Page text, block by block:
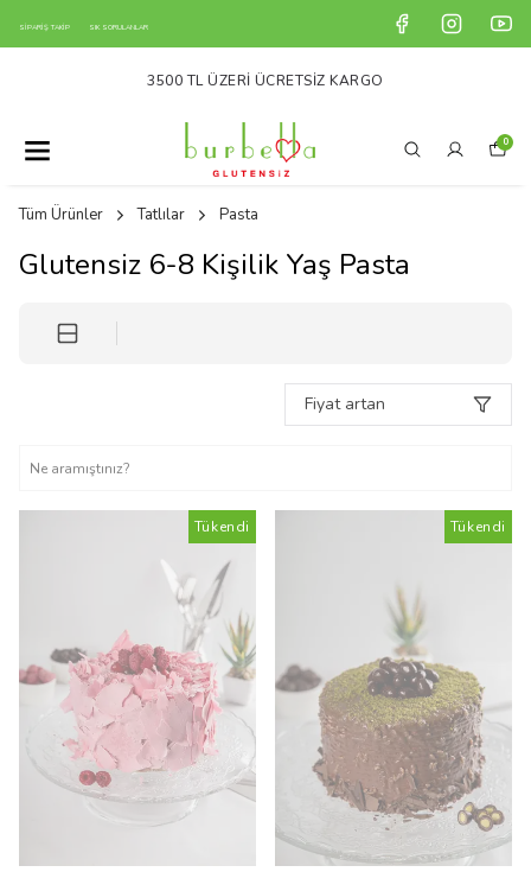
SİPARİŞ TAKİP SIK SORULANLAR
5000 TL ÜZERİ ALIŞVERİŞLERDE KRİK KRAK HEDİYE
0
Tüm Ürünler Tatlılar Pasta
Glutensiz 6-8 Kişilik Yaş Pasta
Fiyat artan
Tükendi Tükendi